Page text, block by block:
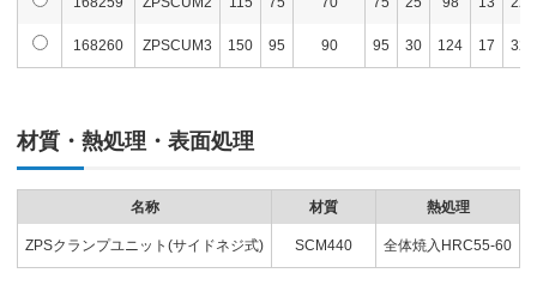
168260 ZPSCUM3 150 95 90 95 30 124 17 32
材質・熱処理・表面処理
名称 材質 熱処理
ZPSクランプユニット(サイドネジ式) SCM440 全体焼入HRC55-60